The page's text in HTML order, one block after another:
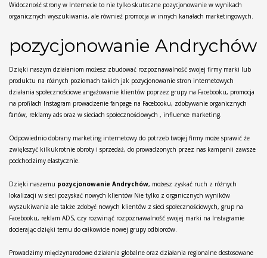
Widoczność strony w Internecie to nie tylko skuteczne pozycjonowanie w wynikach
organicznych wyszukiwania, ale również promocja w innych kanałach marketingowych.
pozycjonowanie Andrychów
Dzięki naszym działaniom możesz zbudować rozpoznawalność swojej firmy marki lub
produktu na różnych poziomach takich jak pozycjonowanie stron internetowych
działania społecznościowe angażowanie klientów poprzez grupy na Facebooku, promocja
na profilach Instagram prowadzenie fanpage na Facebooku, zdobywanie organicznych
fanów, reklamy ads oraz w sieciach społecznościowych , influence marketing.
Odpowiednio dobrany marketing internetowy do potrzeb twojej firmy może sprawić że
zwiększyć kilkukrotnie obroty i sprzedaż, do prowadzonych przez nas kampanii zawsze
podchodzimy elastycznie.
Dzięki naszemu pozycjonowanie Andrychów, możesz zyskać ruch z różnych
lokalizacji w sieci pozyskać nowych klientów Nie tylko z organicznych wyników
wyszukiwania ale także zdobyć nowych klientów z sieci społecznościowych, grup na
Facebooku, reklam ADS, czy rozwinąć rozpoznawalność swojej marki na Instagramie
docierając dzięki temu do całkowicie nowej grupy odbiorców.
Prowadzimy międzynarodowe działania globalne oraz działania regionalne dostosowane